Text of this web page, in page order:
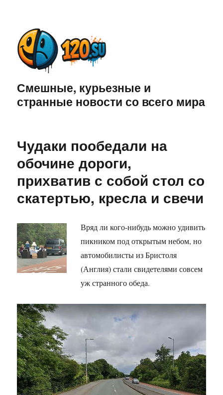
Смешные, курьезные и
странные новости со всего мира
Чудаки пообедали на
обочине дороги,
прихватив с собой стол со
скатертью, кресла и свечи
Вряд ли кого-нибудь можно удивить
пикником под открытым небом, но
автомобилисты из Бристоля
(Англия) стали свидетелями совсем
уж странного обеда.